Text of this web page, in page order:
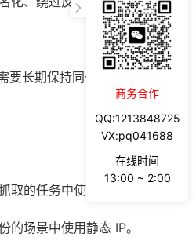
长期保持同一身份的场景。
取的任务中使用动态 IP，
的场景中使用静态 IP。
商务合作
QQ:1213848725
VX:pq041688
在线时间
13:00 ~ 2:00